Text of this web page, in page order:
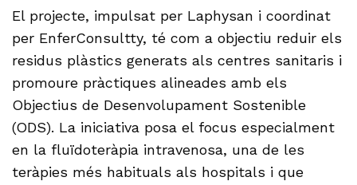
El projecte, impulsat per Laphysan i coordinat
per EnferConsultty, té com a objectiu reduir els
residus plàstics generats als centres sanitaris i
promoure pràctiques alineades amb els
Objectius de Desenvolupament Sostenible
(ODS). La iniciativa posa el focus especialment
en la fluïdoteràpia intravenosa, una de les
teràpies més habituals als hospitals i que